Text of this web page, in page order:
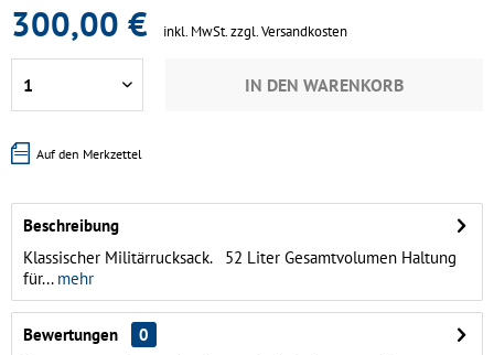
300,00 € inkl. MwSt.zzgl. Versandkosten
IN DEN WARENKORB
Auf den Merkzettel
Beschreibung
Klassischer Militärrucksack. 52 Liter Gesamtvolumen Haltung
für...mehr
Bewertungen
0